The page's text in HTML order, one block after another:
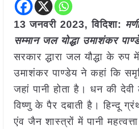
13 जनवरी 2023, विदिशा:
सम्मान जल योद्धा उमाशंकर
सरकार द्धारा जल यौद्धा के रुप
उमाशंकर पाण्डेय ने कहां कि
जहां पानी होता है। धन की देवी
विष्णु के पैर दबाती है। हिन्दू
एंव जैन शास्त्रों में पानी